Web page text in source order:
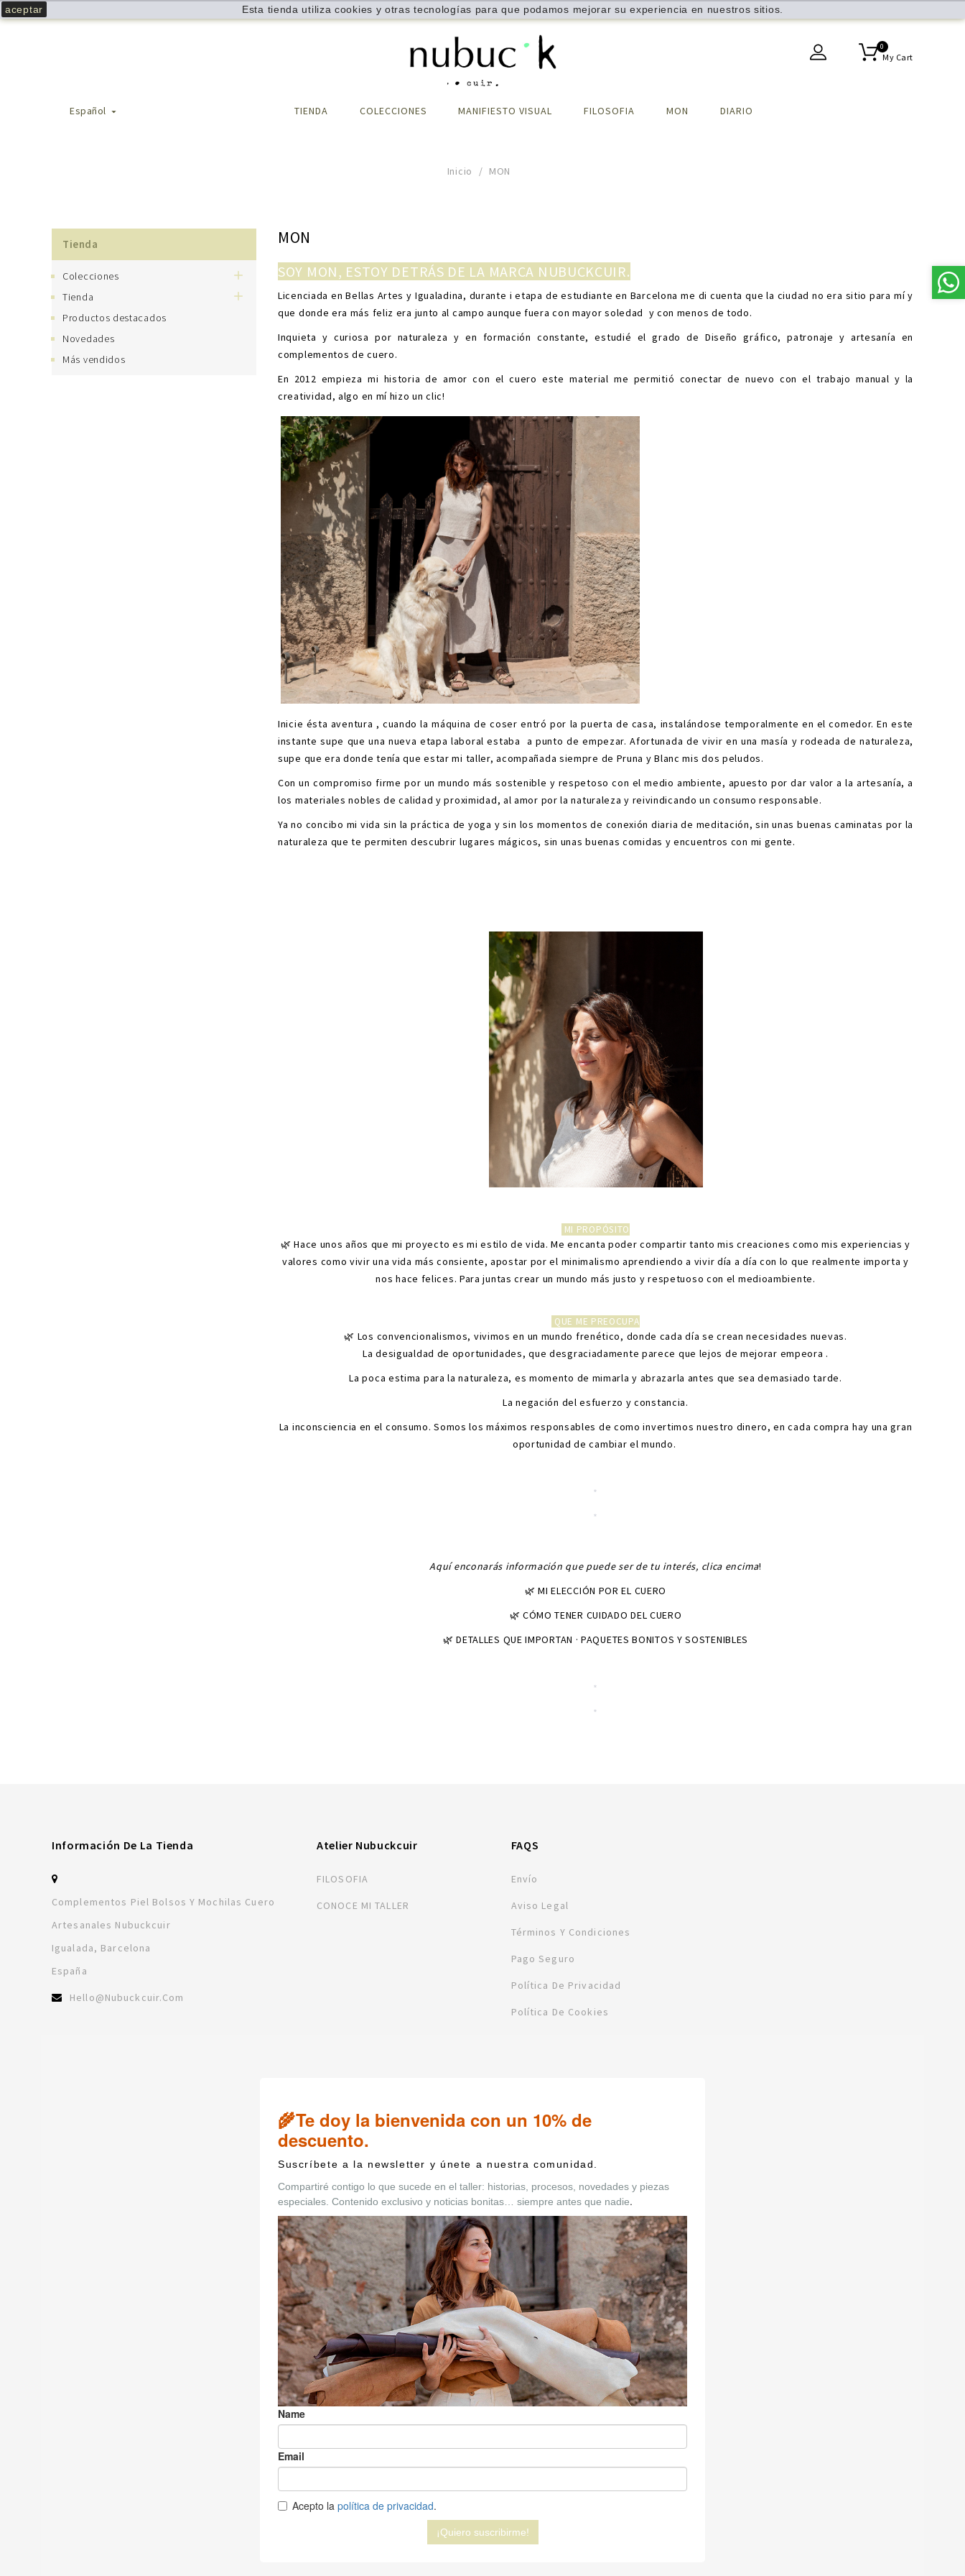
My Cart
0
TIENDA COLECCIONES MANIFIESTO VISUAL FILOSOFIA MON DIARIO
Español 
Inicio MON
Tienda
Colecciones 
Tienda 
Productos destacados
Novedades
Más vendidos
MON
SOY MON, ESTOY DETRÁS DE LA MARCA NUBUCKCUIR.
Licenciada en Bellas Artes y Igualadina, durante i etapa de estudiante en Barcelona me di cuenta que la ciudad no era sitio para mí y
que donde era más feliz era junto al campo aunque fuera con mayor soledad y con menos de todo.
Inquieta y curiosa por naturaleza y en formación constante, estudié el grado de Diseño gráfico, patronaje y artesanía en
complementos de cuero.
En 2012 empieza mi historia de amor con el cuero este material me permitió conectar de nuevo con el trabajo manual y la
creatividad, algo en mí hizo un clic!
Inicie ésta aventura , cuando la máquina de coser entró por la puerta de casa, instalándose temporalmente en el comedor. En este
instante supe que una nueva etapa laboral estaba a punto de empezar. Afortunada de vivir en una masía y rodeada de naturaleza,
supe que era donde tenía que estar mi taller, acompañada siempre de Pruna y Blanc mis dos peludos.
Con un compromiso firme por un mundo más sostenible y respetoso con el medio ambiente, apuesto por dar valor a la artesanía, a
los materiales nobles de calidad y proximidad, al amor por la naturaleza y reivindicando un consumo responsable.
Ya no concibo mi vida sin la práctica de yoga y sin los momentos de conexión diaria de meditación, sin unas buenas caminatas por la
naturaleza que te permiten descubrir lugares mágicos, sin unas buenas comidas y encuentros con mi gente.
MI PROPÓSITO
🌿 Hace unos años que mi proyecto es mi estilo de vida. Me encanta poder compartir tanto mis creaciones como mis experiencias y
valores como vivir una vida más consiente, apostar por el minimalismo aprendiendo a vivir día a día con lo que realmente importa y
nos hace felices. Para juntas crear un mundo más justo y respetuoso con el medioambiente.
QUE ME PREOCUPA
🌿 Los convencionalismos, vivimos en un mundo frenético, donde cada día se crean necesidades nuevas.
La desigualdad de oportunidades, que desgraciadamente parece que lejos de mejorar empeora .
La poca estima para la naturaleza, es momento de mimarla y abrazarla antes que sea demasiado tarde.
La negación del esfuerzo y constancia.
La inconsciencia en el consumo. Somos los máximos responsables de como invertimos nuestro dinero, en cada compra hay una gran
oportunidad de cambiar el mundo.
*
*
Aquí enconarás información que puede ser de tu interés, clica encima!
🌿 MI ELECCIÓN POR EL CUERO
🌿 CÓMO TENER CUIDADO DEL CUERO
🌿 DETALLES QUE IMPORTAN · PAQUETES BONITOS Y SOSTENIBLES
*
*
Información De La Tienda
Complementos Piel Bolsos Y Mochilas Cuero
Artesanales Nubuckcuir
Igualada, Barcelona
España
Hello@nubuckcuir.com
Atelier Nubuckcuir
FILOSOFIA
CONOCE MI TALLER
FAQS
Envío
Aviso Legal
Términos Y Condiciones
Pago Seguro
Política De Privacidad
Política De Cookies
aceptar Esta tienda utiliza cookies y otras tecnologías para que podamos mejorar su experiencia en nuestros sitios.